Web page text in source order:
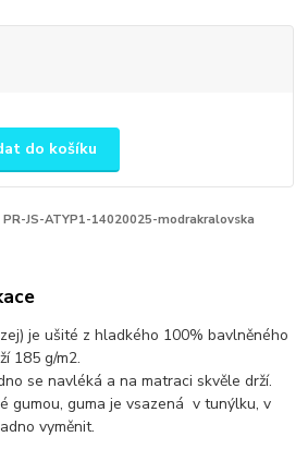
do košíku
PR-JS-ATYP1-14020025-modrakralovska
je ušité z hladkého 100% bavlněného
185 g/m2.
se navléká a na matraci skvěle drží.
gumou, guma je vsazená v tunýlku, v
vyměnit.